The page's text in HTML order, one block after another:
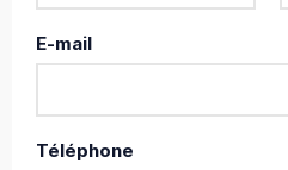
E-mail
Téléphone